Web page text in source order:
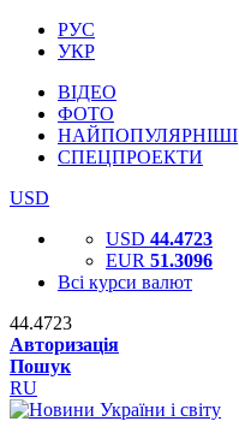
РУС
УКР
ВІДЕО
ФОТО
НАЙПОПУЛЯРНІШІ
СПЕЦПРОЕКТИ
USD
USD 44.4723
EUR 51.3096
Всі курси валют
44.4723
Авторизація
Пошук
RU